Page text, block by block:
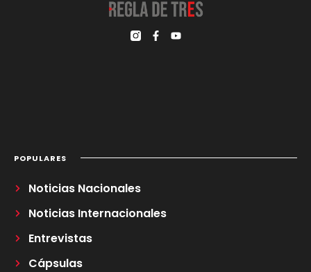
POPULARES
Noticias Nacionales
Noticias Internacionales
Entrevistas
Cápsulas